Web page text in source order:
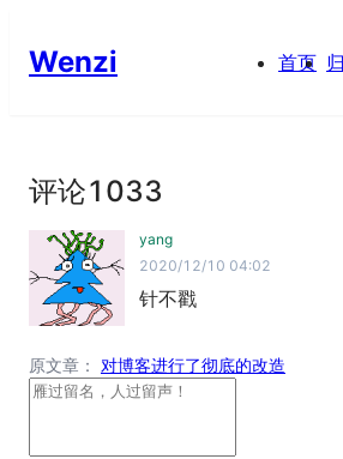
Wenzi 首页
评论1033
yang
2020/12/10 04:02
针不戳
原文章： 对博客进行了彻底的改造